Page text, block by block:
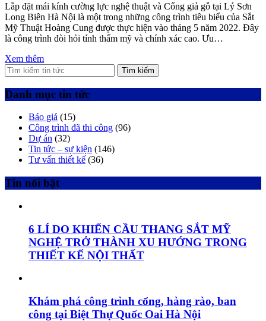
Lắp đặt mái kính cường lực nghệ thuật và Cổng giả gỗ tại Lý Sơn
Long Biên Hà Nội là một trong những công trình tiêu biểu của Sắt
Mỹ Thuật Hoàng Cung được thực hiện vào tháng 5 năm 2022. Đây
là công trình đòi hỏi tính thẩm mỹ và chính xác cao. Ưu…
Xem thêm
Tìm kiếm
Danh mục tin tức
Báo giá (15)
Công trình đã thi công (96)
Dự án (32)
Tin tức – sự kiện (146)
Tư vấn thiết kế (36)
Tin nổi bật
6 LÍ DO KHIẾN CẦU THANG SẮT MỸ
NGHỆ TRỞ THÀNH XU HƯỚNG TRONG
THIẾT KẾ NỘI THẤT
Khám phá công trình cổng, hàng rào, ban
công tại Biệt Thự Quốc Oai Hà Nội